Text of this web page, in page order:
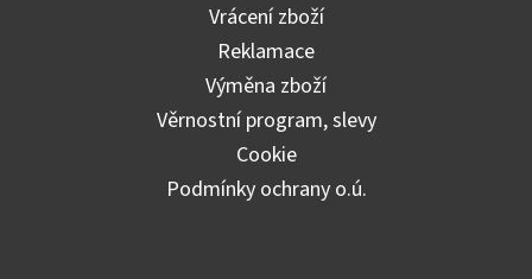
Vrácení zboží
Reklamace
Výměna zboží
Věrnostní program, slevy
Cookie
Podmínky ochrany o.ú.